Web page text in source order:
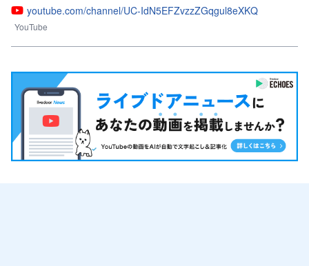
youtube.com/channel/UC-IdN5EFZvzzZGqgul8eXKQ
YouTube